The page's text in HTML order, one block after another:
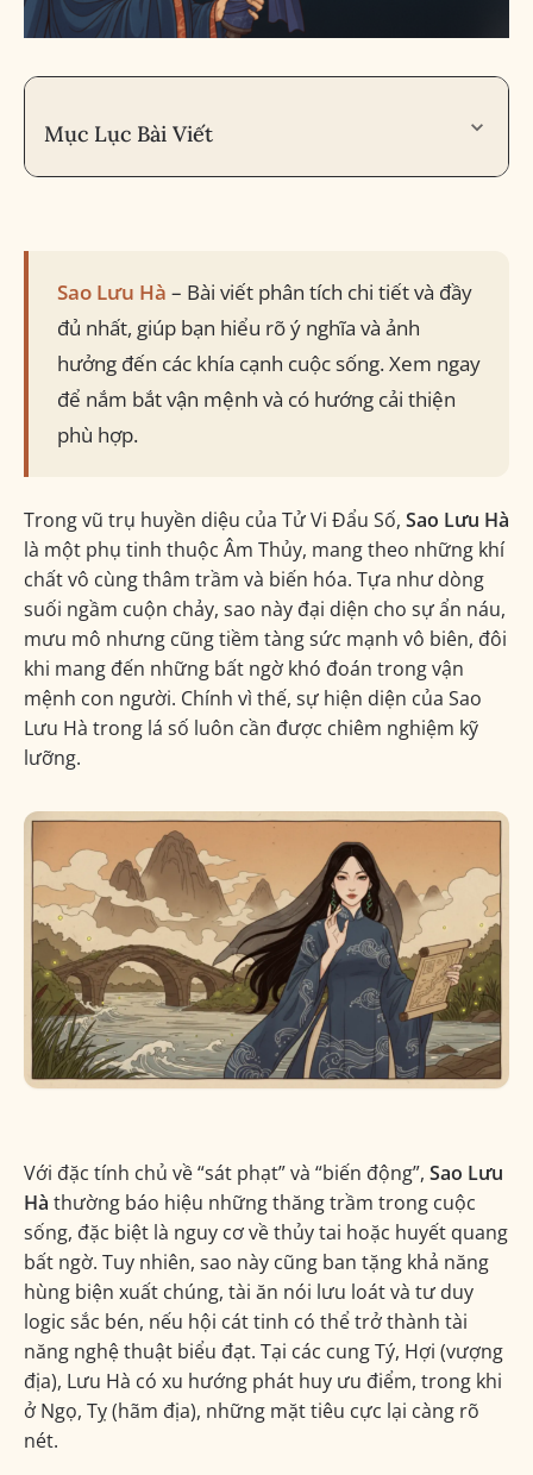
Mục Lục Bài Viết
2. Đặc tính & Ảnh hưởng của Sao Lưu Hà trong lá số
Mặt tích cực (Khi Đắc địa hoặc gặp Cát tinh)
Mặt tiêu cực (Khi Hãm địa hoặc gặp thêm Hung
Đính chính quan niệm sai lầm
3. Sao Lưu Hà tại các Cung quan trọng: Mệnh, Tài,
Quan, Phu Thê
Sao Lưu Hà tại Cung Mệnh/Thân
Sao Lưu Hà tại Cung Tài Bạch
Sao Lưu Hà tại Cung Phu Thê
4. Sao Lưu Hà tại các Cung khác trong lá số
Cung Tật Ách (Sức khỏe) ⚠️
Các Cung Gia Đạo (Phụ Mẫu, Tử Tức, Huynh Đệ)
Các Cung khác (Thiên Di, Phúc Đức, Nô Bộc, Điền
5. Các Cách cục & Tứ Hóa của Sao Lưu Hà
Các Bộ sao đồng cung quan trọng
Tác động Tứ Hóa
6. Cách Hóa giải Sao Lưu Hà & Ứng dụng Phong thủy
Nguyên tắc hóa giải Sát Tinh trong Tử Vi
Sao Lưu Hà – Bài viết phân tích chi tiết và đầy
đủ nhất, giúp bạn hiểu rõ ý nghĩa và ảnh
hưởng đến các khía cạnh cuộc sống. Xem ngay
để nắm bắt vận mệnh và có hướng cải thiện
phù hợp.
Trong vũ trụ huyền diệu của Tử Vi Đẩu Số, Sao Lưu Hà
là một phụ tinh thuộc Âm Thủy, mang theo những khí
chất vô cùng thâm trầm và biến hóa. Tựa như dòng
suối ngầm cuộn chảy, sao này đại diện cho sự ẩn náu,
mưu mô nhưng cũng tiềm tàng sức mạnh vô biên, đôi
khi mang đến những bất ngờ khó đoán trong vận
mệnh con người. Chính vì thế, sự hiện diện của Sao
Lưu Hà trong lá số luôn cần được chiêm nghiệm kỹ
lưỡng.
Với đặc tính chủ về “sát phạt” và “biến động”, Sao Lưu
Hà thường báo hiệu những thăng trầm trong cuộc
sống, đặc biệt là nguy cơ về thủy tai hoặc huyết quang
bất ngờ. Tuy nhiên, sao này cũng ban tặng khả năng
hùng biện xuất chúng, tài ăn nói lưu loát và tư duy
logic sắc bén, nếu hội cát tinh có thể trở thành tài
năng nghệ thuật biểu đạt. Tại các cung Tý, Hợi (vượng
địa), Lưu Hà có xu hướng phát huy ưu điểm, trong khi
ở Ngọ, Tỵ (hãm địa), những mặt tiêu cực lại càng rõ
nét.